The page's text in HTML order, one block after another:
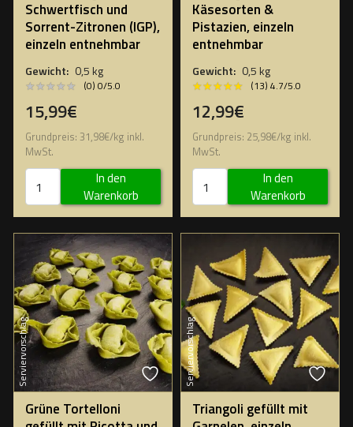
Schwertfisch und
Sorrent-Zitronen (IGP),
einzeln entnehmbar
Gewicht: 0,5 kg
★★★★★
★★★★★ (0) 0/5.0
15,99€
Grundpreis: 31,98€/kg inkl.
MwSt.
In den
Warenkorb
Käsesorten &
Pistazien, einzeln
entnehmbar
Gewicht: 0,5 kg
★★★★★
★★★★★ (13) 4.7/5.0
12,99€
Grundpreis: 25,98€/kg inkl.
MwSt.
In den
Warenkorb
Serviervorschlag
Grüne Tortelloni
Serviervorschlag
Triangoli gefüllt mit